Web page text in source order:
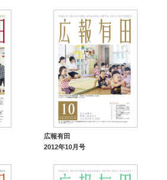
広報有田
2012年10月号